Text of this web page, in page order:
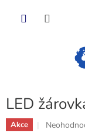
LED
Akce
Průměrné